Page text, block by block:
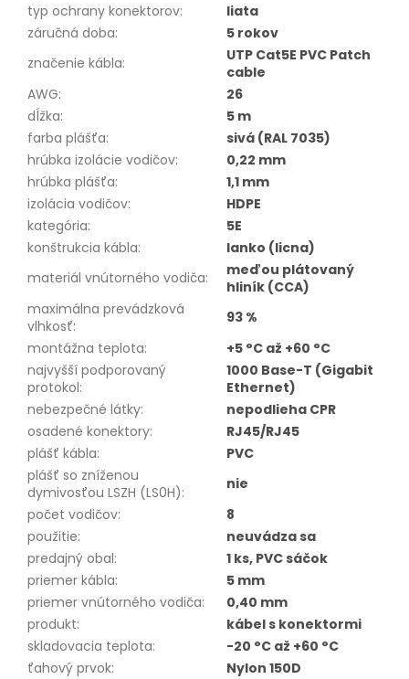
typ ochrany konektorov:
liata
záručná doba:
5 rokov
značenie kábla:
UTP Cat5E PVC Patch
cable
AWG:
26
dĺžka:
5 m
farba plášťa:
sivá (RAL 7035)
hrúbka izolácie vodičov:
0,22 mm
hrúbka plášťa:
1,1 mm
izolácia vodičov:
HDPE
kategória:
5E
konštrukcia kábla:
lanko (licna)
materiál vnútorného vodiča:
meďou plátovaný
hliník (CCA)
maximálna prevádzková
vlhkosť:
93 %
montážna teplota:
+5 °C až +60 °C
najvyšší podporovaný
protokol:
1000 Base-T (Gigabit
Ethernet)
nebezpečné látky:
nepodlieha CPR
osadené konektory:
RJ45/RJ45
plášť kábla:
PVC
plášť so zníženou
dymivosťou LSZH (LS0H):
nie
počet vodičov:
8
použitie:
neuvádza sa
predajný obal:
1 ks, PVC sáčok
priemer kábla:
5 mm
priemer vnútorného vodiča:
0,40 mm
produkt:
kábel s konektormi
skladovacia teplota:
-20 °C až +60 °C
ťahový prvok:
Nylon 150D